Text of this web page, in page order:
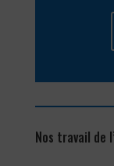
Nos travail de